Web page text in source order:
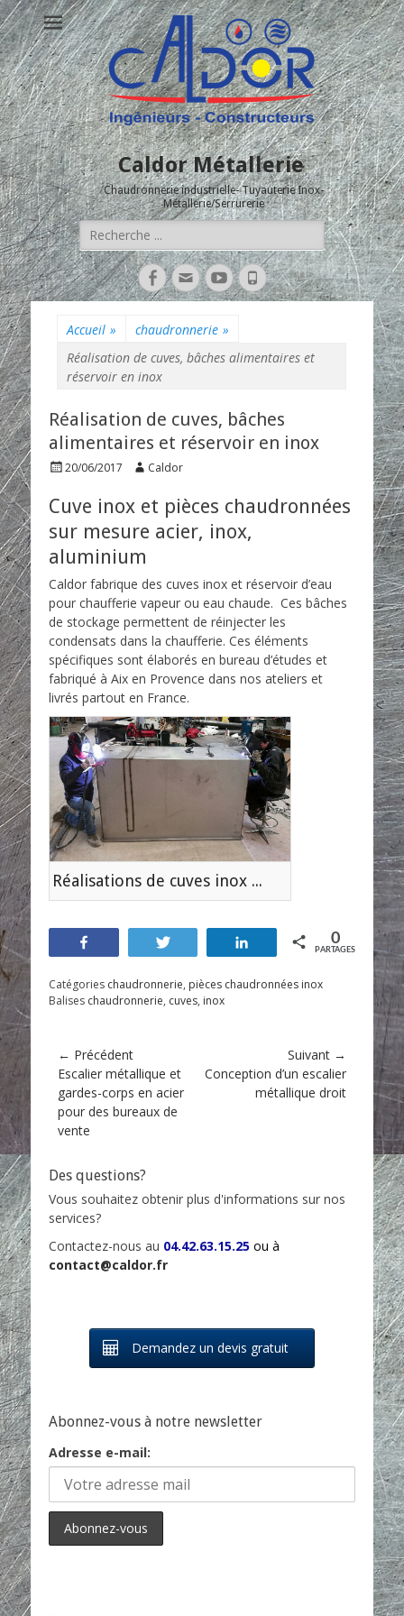
Caldor Métallerie
Chaudronnerie industrielle- Tuyauterie Inox-
Métallerie/Serrurerie
Rechercher :
FacebookAdresse
de
YouTube
Tél
Accueil » chaudronnerie »
Réalisation de cuves, bâches alimentaires et
réservoir en inox
Réalisation de cuves, bâches
alimentaires et réservoir en inox
P
s
t
e
o
n
20/06/2017
A
t
h
o
Caldor
Cuve inox et pièces chaudronnées
sur mesure acier, inox,
aluminium
Caldor fabrique des cuves inox et réservoir d’eau
pour chaufferie vapeur ou eau chaude. Ces bâches
de stockage permettent de réinjecter les
condensats dans la chaufferie. Ces éléments
spécifiques sont élaborés en bureau d’études et
fabriqué à Aix en Provence dans nos ateliers et
livrés partout en France.
Réalisations de cuves inox sur mesure
Partagez
PARTAGES
0
Catégories chaudronnerie, pièces chaudronnées inox
Balises chaudronnerie, cuves, inox
Navigation
de
l’article
← Précédent
Article
précédent :
Escalier métallique et
gardes-corps en acier
pour des bureaux de
vente
Suivant →
Article
Conception d’un escalier
métallique droit
Des questions?
Vous souhaitez obtenir plus d'informations sur nos
services?
Contactez-nous au 04.42.63.15.25 ou à
contact@caldor.fr
Demandez un devis gratuit
Abonnez-vous à notre newsletter
Adresse e-mail: